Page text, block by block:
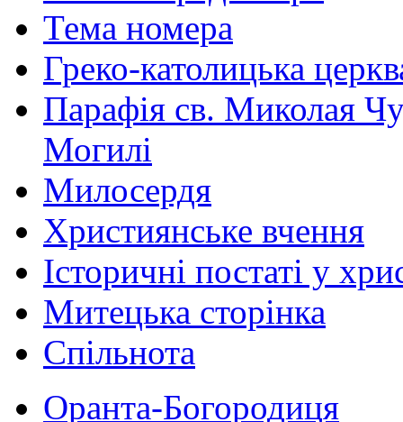
Тема номера
Греко-католицька
Парафія св. Миколая
Могилі
Милосердя
Християнське вчення
Історичні постаті у
Митецька сторінка
Спільнота
Оранта-Богородиця